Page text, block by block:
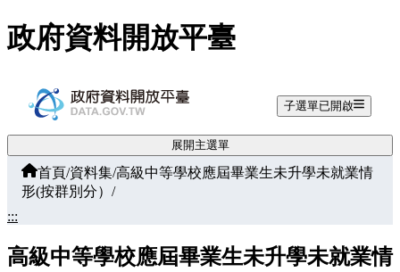
跳至主要內容
政府資料開放平臺
子選單已開啟
展開主選單
首頁/資料集/高級中等學校應屆畢業生未升學未就業情
形(按群別分） /
:::
高級中等學校應屆畢業生未升學未就業情